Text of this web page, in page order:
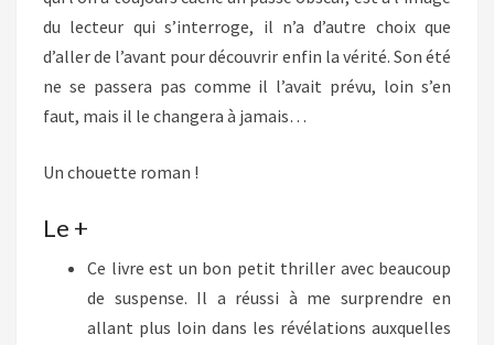
du lecteur qui s’interroge, il n’a d’autre choix que
d’aller de l’avant pour découvrir enfin la vérité. Son été
ne se passera pas comme il l’avait prévu, loin s’en
faut, mais il le changera à jamais…
Un chouette roman !
Le +
Ce livre est un bon petit thriller avec beaucoup
de suspense. Il a réussi à me surprendre en
allant plus loin dans les révélations auxquelles